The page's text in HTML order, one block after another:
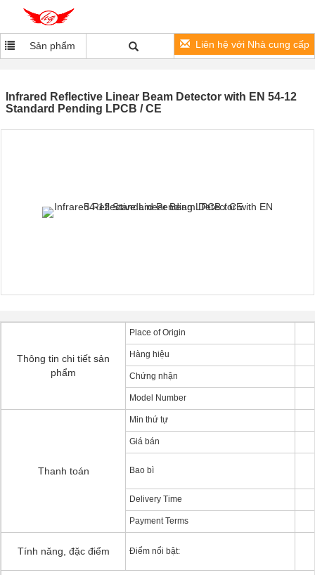
Sản phẩm Liên hệ với Nhà cung cấp
Infrared Reflective Linear Beam Detector with EN 54-12
Standard Pending LPCB / CE
Thông tin chi tiết sản
phẩm
Place of Origin
Hàng hiệu
Chứng nhận
Model Number
Thanh toán
Min thứ tự
Giá bán
Bao bì
Delivery Time
Payment Terms
Tính năng, đặc điểm Điểm nổi bật: